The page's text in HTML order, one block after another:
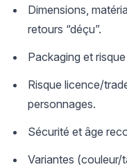
Dimensions,
retours “déçu”.
Packaging et
Risque licence/
personnages.
Sécurité et âge
Variantes (couleur/